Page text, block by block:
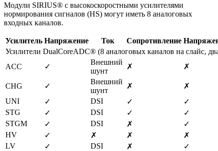
Модули SIRIUS® с высокоскоростными усилителями
нормирования сигналов (HS) могут иметь 8 аналоговых
входных каналов.
Усилитель Напряжение Ток Сопротивление
Усилители DualCoreADC® (8 аналоговых каналов на слайс,
ACC
✓
Внешний
шунт
✗ ✗
CHG ✓
Внешний
шунт
✗
✗
UNI
✓ DSI ✓
✓
STG
✓ DSI ✓
✓
STGM
✓ DSI ✗
✓
HV
✓ ✗ ✗
✗
LV
✓ DSI ✗
✓